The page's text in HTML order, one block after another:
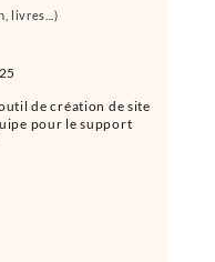
de création de site
pour le support
livres...)